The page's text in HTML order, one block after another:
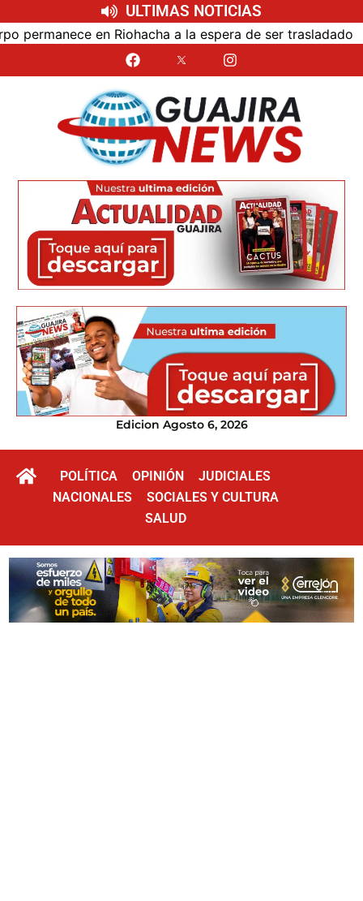
ULTIMAS NOTICIAS
espera de ser trasladado Bloqueo de vía y línea
Edicion Agosto 6, 2026
POLÍTICA OPINIÓN
JUDICIALES
NACIONALES
SOCIALES Y CULTURA
SALUD